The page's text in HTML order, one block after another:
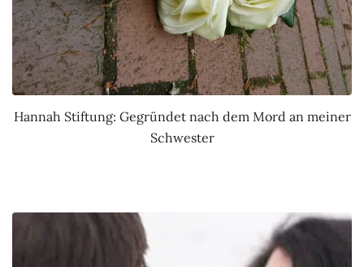
Hannah Stiftung: Gegründet nach dem Mord an meiner
Schwester